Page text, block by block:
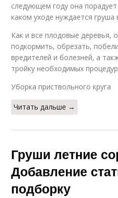
следующем году она
каком уходе нуждается груша
Как и все плодовые деревья,
подкормить, обрезать,
вредителей и болезней, а
тройку необходимых
Уборка приствольного круга
Читать дальше →
Груши летние
Добавление
подборку